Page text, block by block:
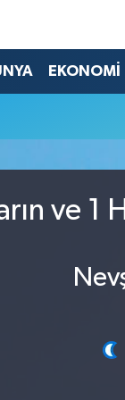
EKONOMİ
ve